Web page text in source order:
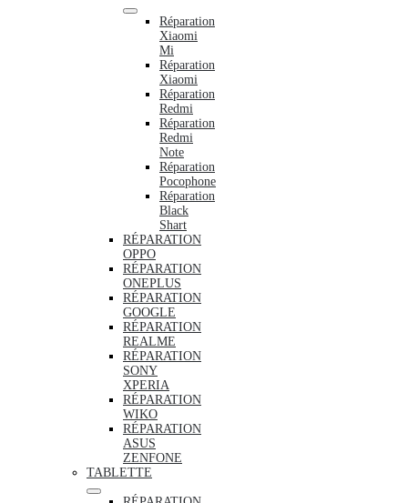
Réparation
Xiaomi
Mi
Réparation
Xiaomi
Réparation
Redmi
Réparation
Redmi
Note
Réparation
Pocophone
Réparation
Black
Shart
RÉPARATION
OPPO
RÉPARATION
ONEPLUS
RÉPARATION
GOOGLE
RÉPARATION
REALME
RÉPARATION
SONY
XPERIA
RÉPARATION
WIKO
RÉPARATION
ASUS
ZENFONE
TABLETTE